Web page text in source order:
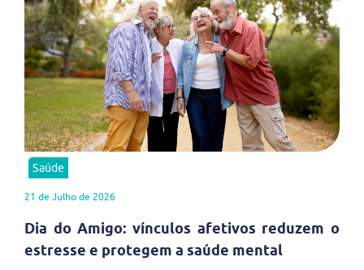
Saúde
21 de Julho de 2026
Dia do Amigo: vínculos afetivos reduzem o
estresse e protegem a saúde mental